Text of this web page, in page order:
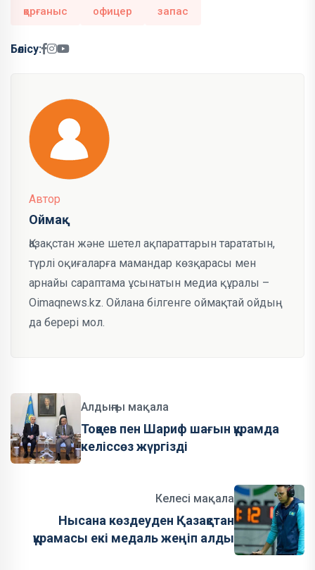
қорғаныс офицер запас
Бөлісу:
Автор
Оймақ
Қазақстан және шетел ақпараттарын тарататын,
түрлі оқиғаларға мамандар көзқарасы мен
арнайы сараптама ұсынатын медиа құралы –
Oimaqnews.kz. Ойлана білгенге оймақтай ойдың
да берері мол.
Алдыңғы мақала
Тоқаев пен Шариф шағын құрамда
келіссөз жүргізді
Келесі мақала
Нысана көздеуден Қазақстан
құрамасы екі медаль жеңіп алды